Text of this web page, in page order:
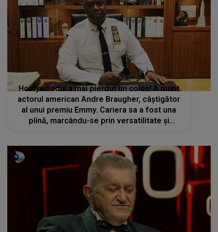
Hoolywoodul a mai pierdut un colos! A murit
actorul american Andre Braugher, câștigător
al unui premiu Emmy. Cariera sa a fost una
plină, marcându-se prin versatilitate și